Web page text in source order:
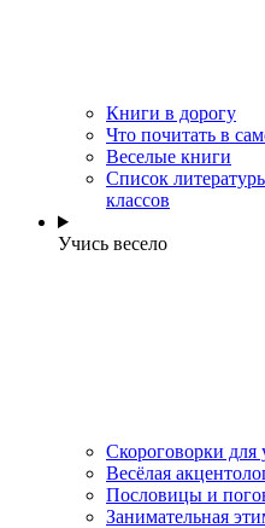
Книги в дорогу
Что почитать в
Веселые книги
Cписок
классов
Учись весело
Скороговорки для
Весёлая
Пословицы и
Занимательная